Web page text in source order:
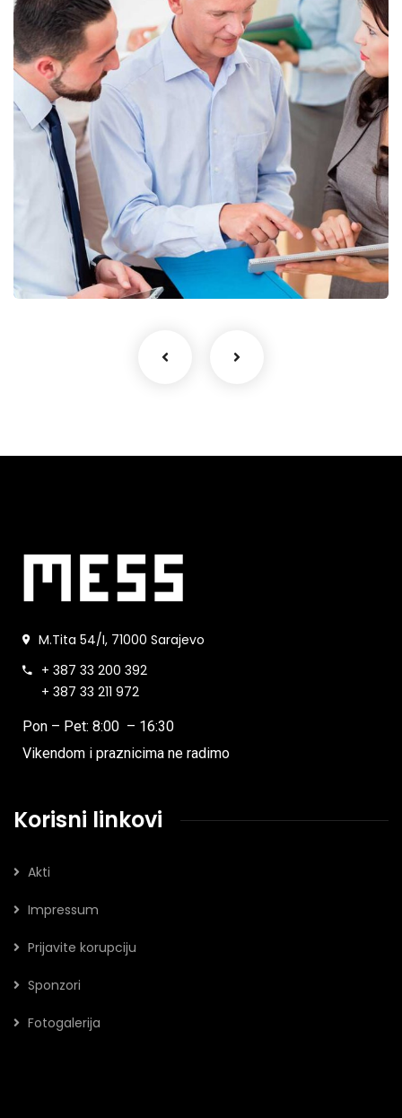
Finance Strategy
Facilitation
M.Tita 54/I, 71000 Sarajevo
+ 387 33 200 392
+ 387 33 211 972
Pon – Pet: 8:00 – 16:30
Vikendom i praznicima ne radimo
Korisni linkovi
Akti
Impressum
Prijavite korupciju
Sponzori
Fotogalerija